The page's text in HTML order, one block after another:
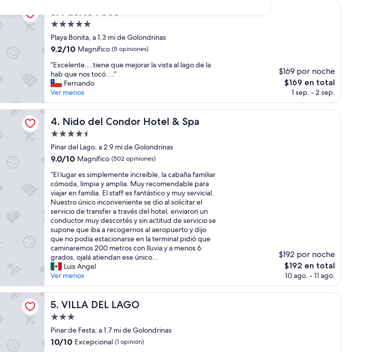
s
a
p
y
a
r
o
n
c
o
n
e
s
r
v
a
s
p
a
r
a
e
s
u
i
a
r
E
l
h
c
i
ó
f
r
e
n
t
e
a
a
i
s
a
H
u
e
m
u
l
,
d
e
á
c
i
l
c
c
e
3. Puerto Pireo
Propiedad
de
5.0
Playa Bonita, a 1.3 mi de Golondrinas
9.2
10,
Magnífico,
(5
opiniones)
9.2/10 Magnífico (5 opiniones)
“
E
x
c
e
l
e
e
.
.
.
t
i
e
n
e
q
u
e
m
e
j
o
r
l
a
“Excelente....tiene que mejorar la vista al lago de la
hab que nos tocó....”
Fernando
Ver menos
$169 por noche
El
precio
es
$169 en total
1 sep. - 2 sep.
4. Nido del Condor Hotel & Spa
Nido del Condor Hotel & Spa
Propiedad
de
4.5
Pinar del Lago, a 2.9 mi de Golondrinas
9.0
10,
Magnífico,
(502
opiniones)
9.0/10 Magnífico (502 opiniones)
“
E
l
l
u
g
a
r
e
s
s
i
m
p
l
m
e
n
“El lugar es simplemente increíble, la cabaña familiar
cómoda, limpia y amplia. Muy recomendable para
viajar en familia. El staff es fantástico y muy servicial.
Nuestro único inconveniente se dio al solicitar el
servicio de transfer a través del hotel, enviaron un
conductor muy descortés y sin actitud de servicio se
supone que iba a recogernos al aeropuerto y dijo
que no podía estacionarse en la terminal pidió que
caminaremos 200 metros con lluvia y a menos 6
grados, ojalá atiendan ese único...
Luis Angel
Ver menos
$192 por noche
El
precio
es
$192 en total
10 ago. - 11 ago.
5. VILLA DEL LAGO
VILLA DEL LAGO
Propiedad
de
3.0
Pinar de Festa, a 1.7 mi de Golondrinas
10.0
10/10 Excepcional (1 opinión)